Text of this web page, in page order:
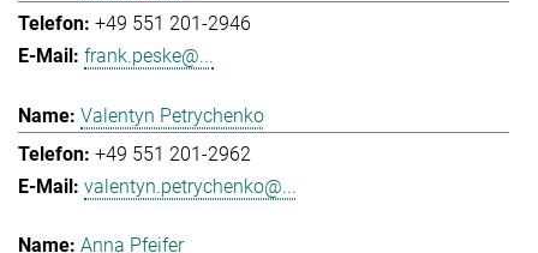
+49 551 201-2946
frank.peske@...
Valentyn Petrychenko
+49 551 201-2962
valentyn.petrychenko@...
Anna Pfeifer